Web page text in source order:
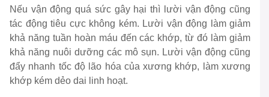
Nếu vận động quá sức gây hại thì lười vận động cũng
tác động tiêu cực không kém. Lười vận động làm giảm
khả năng tuần hoàn máu đến các khớp, từ đó làm giảm
khả năng nuôi dưỡng các mô sụn. Lười vận động cũng
đẩy nhanh tốc độ lão hóa của xương khớp, làm xương
khớp kém dẻo dai linh hoạt.